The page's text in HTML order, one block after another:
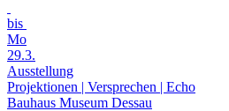
bis
Mo
29.3.
Ausstellung
Projektionen | Versprechen | Echo
Bauhaus Museum Dessau